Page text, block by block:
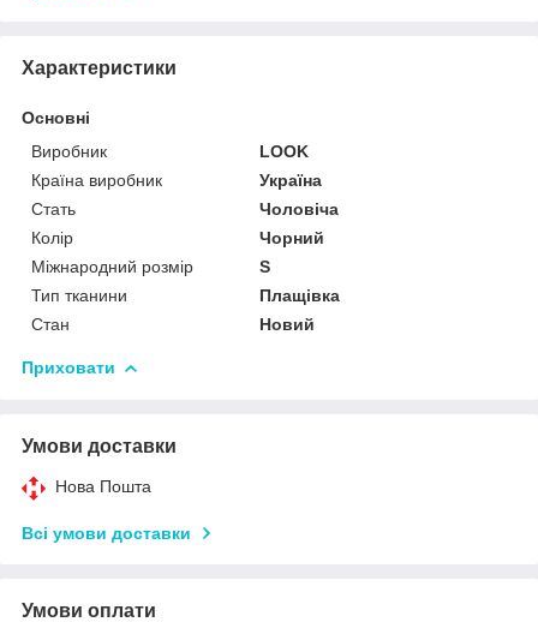
Характеристики
Основні
Виробник
LOOK
Країна виробник
Україна
Стать
Чоловіча
Колір
Чорний
Міжнародний розмір
S
Тип тканини
Плащівка
Стан
Новий
Приховати
Умови доставки
Нова Пошта
Всі умови доставки
Умови оплати